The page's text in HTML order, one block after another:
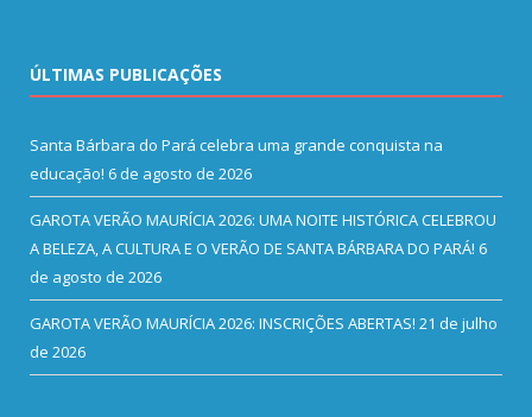
ÚLTIMAS PUBLICAÇÕES
Santa Bárbara do Pará celebra uma grande conquista na
educação! 6 de agosto de 2026
GAROTA VERÃO MAURÍCIA 2026: UMA NOITE HISTÓRICA CELEBROU
A BELEZA, A CULTURA E O VERÃO DE SANTA BÁRBARA DO PARÁ! 6
de agosto de 2026
GAROTA VERÃO MAURÍCIA 2026: INSCRIÇÕES ABERTAS! 21 de julho
de 2026